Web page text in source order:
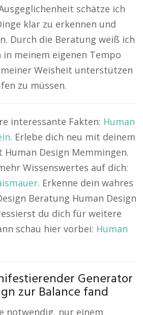
schätze ich
klar zu erkennen und
Durch die Beratung weiß ich
in meinem eigenen Tempo
Weisheit unterstützen
zu müssen.
interessante Fakten: Human
. Erlebe dich neu mit deinem
Human Design Memmingen.
Wissenswertes auf dich:
. Erkenne dein wahres
Beratung Human Design
du dich für weitere
schau hier vorbei: Human
Generator
zur Balance fand
notwendig, nur einem